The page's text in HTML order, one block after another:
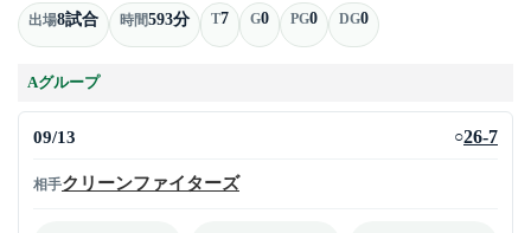
出場8試合 時間593分 T7 G0 PG0 DG0
Aグループ
09/13 ○26-7
相手クリーンファイターズ